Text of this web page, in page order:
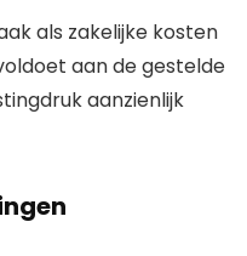
als zakelijke kosten
aan de gestelde
aanzienlijk